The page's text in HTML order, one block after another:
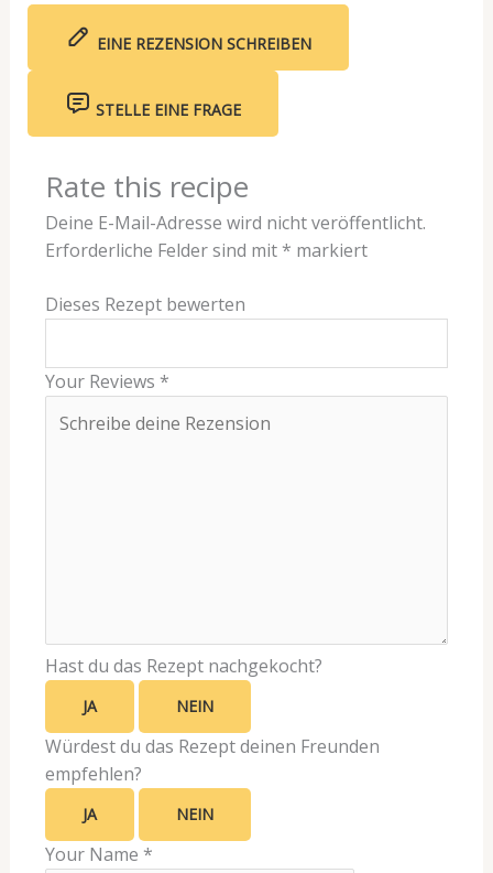
EINE REZENSION SCHREIBEN
STELLE EINE FRAGE
Rate this recipe
Deine E-Mail-Adresse wird nicht veröffentlicht.
Erforderliche Felder sind mit * markiert
Dieses Rezept bewerten
Your Reviews *
Hast du das Rezept nachgekocht?
JA NEIN
Würdest du das Rezept deinen Freunden
empfehlen?
JA NEIN
Your Name *